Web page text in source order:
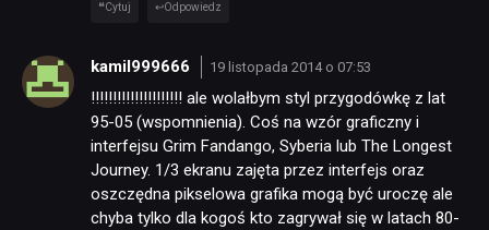
Cytuj Odpowiedz
kamil999666 19 listopada 2014 o 07:53
!!!!!!!!!!!!!!!!!!!!! ale wolałbym styl przygodówkę z lat
95-05 (wspomnienia). Coś na wzór graficzny i
interfejsu Grim Fandango, Syberia lub The Longest
Journey. 1/3 ekranu zajęta przez interfejs oraz
oszczędna pikselowa grafika mogą być uroczę ale
chyba tylko dla kogoś kto zagrywał się w latach 80-